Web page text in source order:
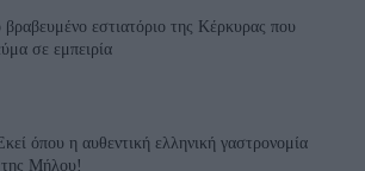
εστιατόριο της Κέρκυρας που
σε εμπειρία
όπου η αυθεντική ελληνική γαστρονομία
της Μήλου!